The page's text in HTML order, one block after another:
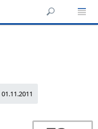
01.11.2011